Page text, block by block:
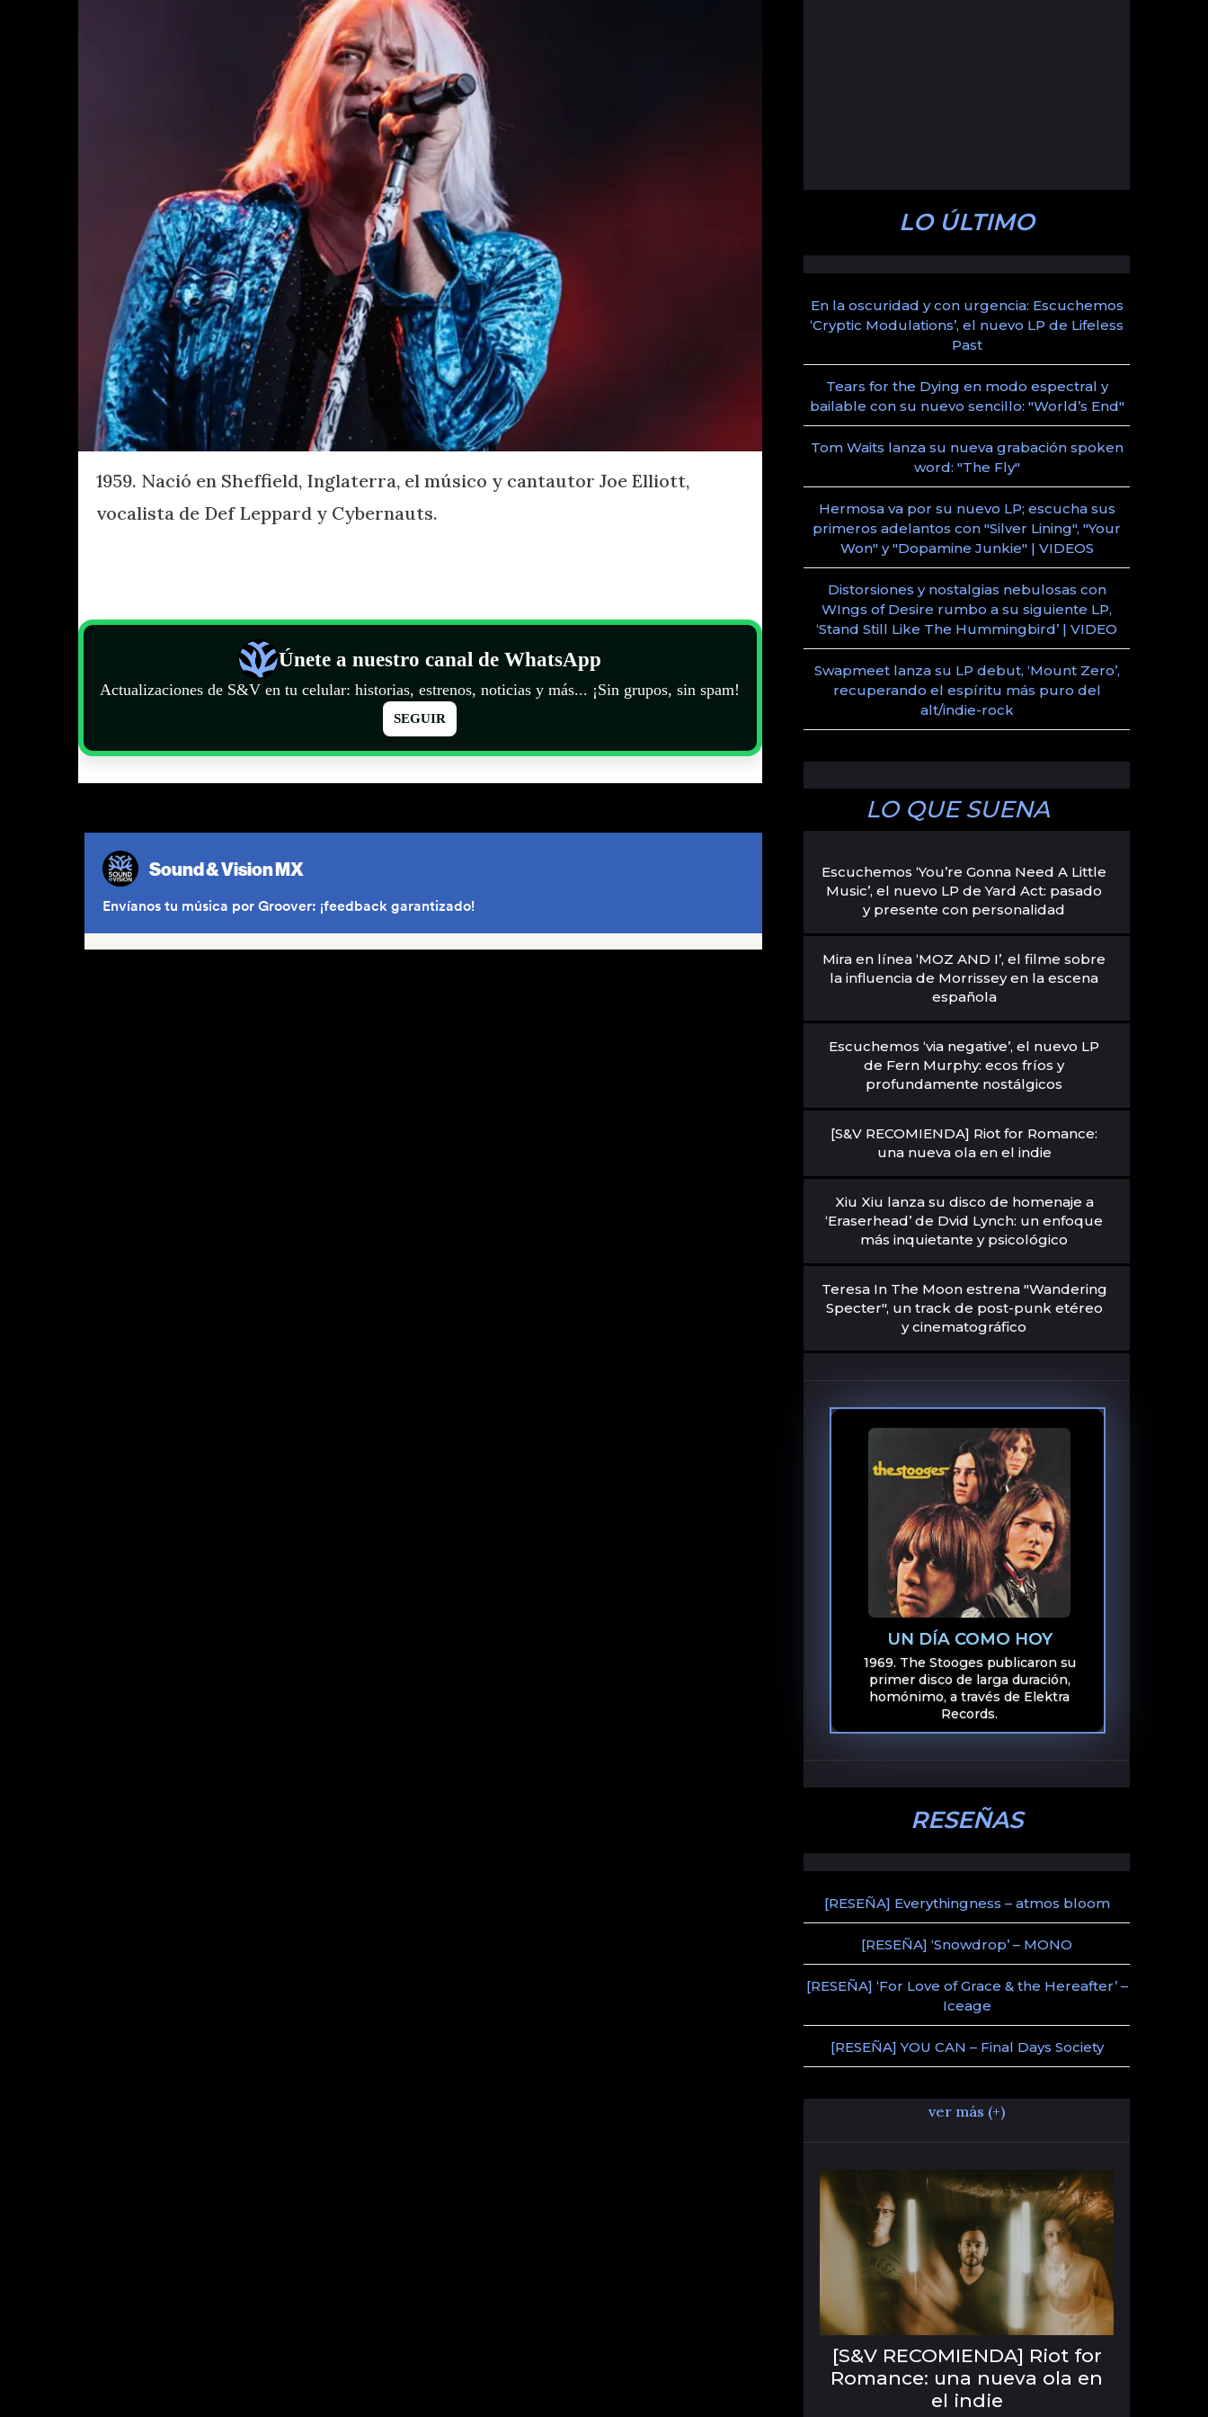
1959. Nació en Sheffield, Inglaterra, el músico y cantautor Joe Elliott,
vocalista de Def Leppard y Cybernauts.
Únete a nuestro canal de WhatsApp
Actualizaciones de S&V en tu celular: historias, estrenos, noticias y más... ¡Sin grupos, sin spam!
SEGUIR
LO ÚLTIMO
En la oscuridad y con urgencia: Escuchemos
‘Cryptic Modulations’, el nuevo LP de Lifeless
Past
Tears for the Dying en modo espectral y
bailable con su nuevo sencillo: "World’s End"
Tom Waits lanza su nueva grabación spoken
word: "The Fly"
Hermosa va por su nuevo LP; escucha sus
primeros adelantos con "Silver Lining", "Your
Won" y "Dopamine Junkie" | VIDEOS
Distorsiones y nostalgias nebulosas con
WIngs of Desire rumbo a su siguiente LP,
‘Stand Still Like The Hummingbird’ | VIDEO
Swapmeet lanza su LP debut, ‘Mount Zero’,
recuperando el espíritu más puro del
alt/indie-rock
LO QUE SUENA
Escuchemos ‘You’re Gonna Need A Little
Music’, el nuevo LP de Yard Act: pasado
y presente con personalidad
Mira en línea ‘MOZ AND I’, el filme sobre
la influencia de Morrissey en la escena
española
Escuchemos ‘via negative’, el nuevo LP
de Fern Murphy: ecos fríos y
profundamente nostálgicos
[S&V RECOMIENDA] Riot for Romance:
una nueva ola en el indie
Xiu Xiu lanza su disco de homenaje a
‘Eraserhead’ de Dvid Lynch: un enfoque
más inquietante y psicológico
Teresa In The Moon estrena "Wandering
Specter", un track de post-punk etéreo
y cinematográfico
UN DÍA COMO HOY
1969. The Stooges publicaron su
primer disco de larga duración,
homónimo, a través de Elektra
Records.
RESEÑAS
[RESEÑA] Everythingness – atmos bloom
[RESEÑA] ‘Snowdrop’ – MONO
[RESEÑA] ‘For Love of Grace & the Hereafter’ –
Iceage
[RESEÑA] YOU CAN – Final Days Society
ver más (+)
[S&V RECOMIENDA] Riot for
Romance: una nueva ola en
el indie